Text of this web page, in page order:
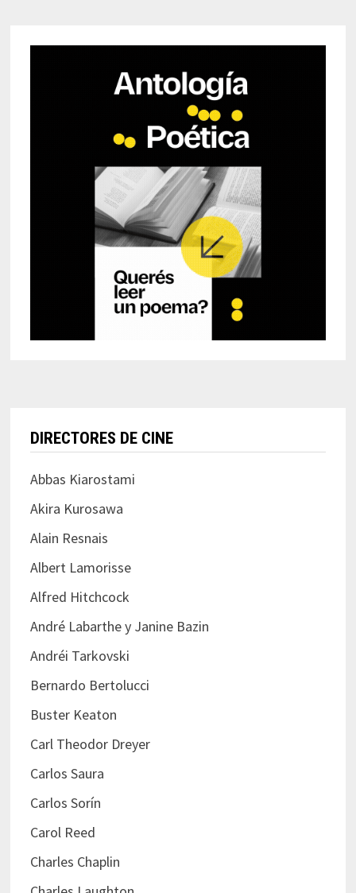
DIRECTORES DE CINE
Abbas Kiarostami
Akira Kurosawa
Alain Resnais
Albert Lamorisse
Alfred Hitchcock
André Labarthe y Janine Bazin
Andréi Tarkovski
Bernardo Bertolucci
Buster Keaton
Carl Theodor Dreyer
Carlos Saura
Carlos Sorín
Carol Reed
Charles Chaplin